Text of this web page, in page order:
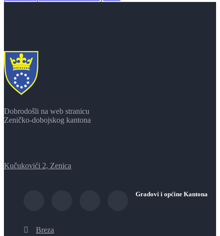
Dobrodošli na web stranicu
Zeničko-dobojskog kantona
Kučukovići 2, Zenica
Gradovi i općine Kantona
Breza